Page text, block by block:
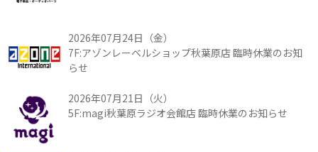
2026年07月24日（金）
7F:アゾンレーベルショップ秋葉原店 臨時休業のお知
らせ
2026年07月21日（火）
5F:magi秋葉原ラジオ会館店 臨時休業のお知らせ